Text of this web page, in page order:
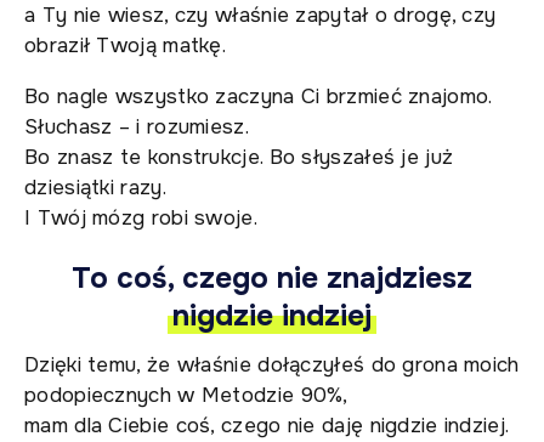
a Ty nie wiesz, czy właśnie zapytał o drogę, czy
obraził Twoją matkę.
Bo nagle wszystko zaczyna Ci brzmieć znajomo.
Słuchasz – i rozumiesz.
Bo znasz te konstrukcje. Bo słyszałeś je już
dziesiątki razy.
I Twój mózg robi swoje.
To coś, czego nie znajdziesz
nigdzie indziej
Dzięki temu, że właśnie dołączyłeś do grona moich
podopiecznych w Metodzie 90%,
mam dla Ciebie coś, czego nie daję nigdzie indziej.